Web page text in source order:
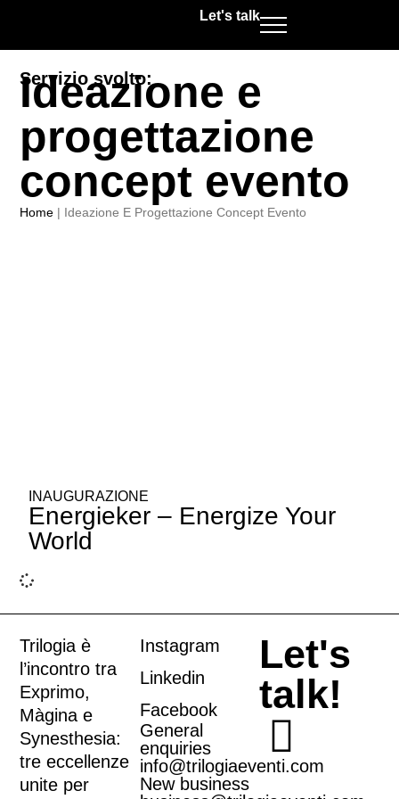
Let's talk
Servizio svolto:
Ideazione e
progettazione
concept evento
Home | Ideazione E Progettazione Concept Evento
INAUGURAZIONE
Energieker – Energize Your
World
Trilogia è
l’incontro tra
Exprimo,
Màgina e
Synesthesia:
tre eccellenze
unite per
Instagram
Linkedin
Facebook
General
enquiries
info@trilogiaeventi.com
New business
Let's
talk!